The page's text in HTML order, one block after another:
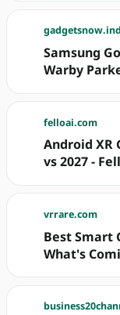
Samsung
Warby
felloai.com
Android XR
vs 2027 -
vrrare.com
Best Smart
What's